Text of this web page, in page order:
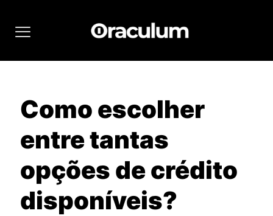
Como escolher
entre tantas
opções de crédito
disponíveis?